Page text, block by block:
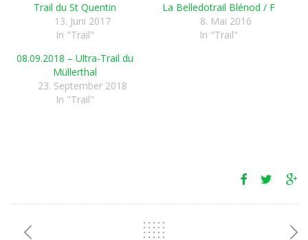
Trail du St Quentin
13. Juni 2017
In "Trail"
La Belledotrail Blénod / F
8. Mai 2016
In "Trail"
08.09.2018 – Ultra-Trail du
Müllerthal
23. September 2018
In "Trail"